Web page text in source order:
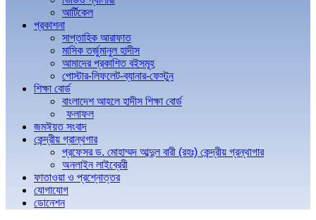
আর্টিকেল
প্রকাশনা
সাপ্তাহিক আরাফাত
মাসিক তর্জুমানুল হাদীস
আমাদের প্রকাশিত বইসমূহ
পোস্টার-লিফলেট-ব্যানার-ফেস্টুন
শিক্ষা বোর্ড
বাংলাদেশ আহলে হাদীস শিক্ষা বোর্ড
ফলাফল
জমঈয়ত সংবাদ
কেন্দ্রীয় গ্রান্থগার
প্রফেসর ড. মোহাম্মদ আব্দুল বারী (রহঃ) কেন্দ্রীয় গ্রন্থাগার
অনলাইন লাইব্রেরী
ফাতাওয়া ও প্রশ্নোত্তর
যোগাযোগ
ডোনেশন